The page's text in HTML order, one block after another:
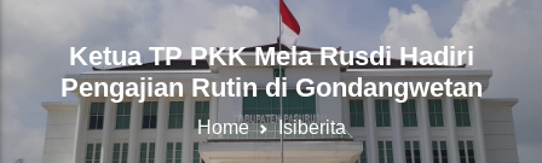
Ketua TP PKK Mela Rusdi Hadiri
Pengajian Rutin di Gondangwetan
Home Isiberita